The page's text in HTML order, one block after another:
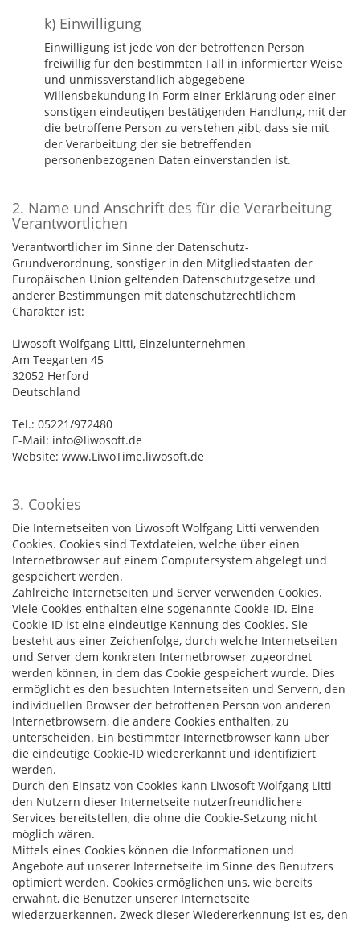
k) Einwilligung
Einwilligung ist jede von der betroffenen Person
freiwillig für den bestimmten Fall in informierter Weise
und unmissverständlich abgegebene
Willensbekundung in Form einer Erklärung oder einer
sonstigen eindeutigen bestätigenden Handlung, mit der
die betroffene Person zu verstehen gibt, dass sie mit
der Verarbeitung der sie betreffenden
personenbezogenen Daten einverstanden ist.
2. Name und Anschrift des für die Verarbeitung
Verantwortlichen
Verantwortlicher im Sinne der Datenschutz-
Grundverordnung, sonstiger in den Mitgliedstaaten der
Europäischen Union geltenden Datenschutzgesetze und
anderer Bestimmungen mit datenschutzrechtlichem
Charakter ist:
Liwosoft Wolfgang Litti, Einzelunternehmen
Am Teegarten 45
32052 Herford
Deutschland
Tel.: 05221/972480
E-Mail: info@liwosoft.de
Website: www.LiwoTime.liwosoft.de
3. Cookies
Die Internetseiten von Liwosoft Wolfgang Litti verwenden
Cookies. Cookies sind Textdateien, welche über einen
Internetbrowser auf einem Computersystem abgelegt und
gespeichert werden.
Zahlreiche Internetseiten und Server verwenden Cookies.
Viele Cookies enthalten eine sogenannte Cookie-ID. Eine
Cookie-ID ist eine eindeutige Kennung des Cookies. Sie
besteht aus einer Zeichenfolge, durch welche Internetseiten
und Server dem konkreten Internetbrowser zugeordnet
werden können, in dem das Cookie gespeichert wurde. Dies
ermöglicht es den besuchten Internetseiten und Servern, den
individuellen Browser der betroffenen Person von anderen
Internetbrowsern, die andere Cookies enthalten, zu
unterscheiden. Ein bestimmter Internetbrowser kann über
die eindeutige Cookie-ID wiedererkannt und identifiziert
werden.
Durch den Einsatz von Cookies kann Liwosoft Wolfgang Litti
den Nutzern dieser Internetseite nutzerfreundlichere
Services bereitstellen, die ohne die Cookie-Setzung nicht
möglich wären.
Mittels eines Cookies können die Informationen und
Angebote auf unserer Internetseite im Sinne des Benutzers
optimiert werden. Cookies ermöglichen uns, wie bereits
erwähnt, die Benutzer unserer Internetseite
wiederzuerkennen. Zweck dieser Wiedererkennung ist es, den